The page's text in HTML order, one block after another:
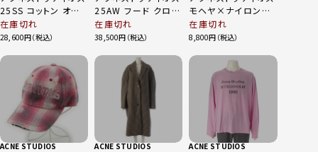
25SS コットン オー
バーサイズデニム 長
袖シャツ FN-UX-
ク XXS
在庫切れ
28,600
25AW フード クロッ
プド チェック 長袖シ
ャツ トップス ベージ
在庫切れ
38,500
モヘヤ×ナイロン×
ウール ボーダー ニッ
ト セーター トップス
在庫切れ
8,800
ACNE STUDIOS ACNE STUDIOS ACNE STUDIOS